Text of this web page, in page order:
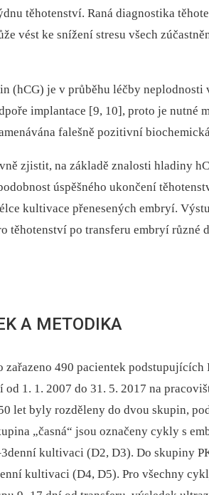
těhotenství. Raná diagnostika
vést ke snížení stresu všech
(hCG) je v průběhu léčby neplodnosti
implantace [9, 10], proto je nutné
falešně pozitivní
zjistit, na základě znalosti hladiny
úspěšného ukončení
kultivace přenesených embryí.
těhotenství po transferu embryí různé
A METODIKA
490 pacientek podstupujících
1. 1. 2007 do 31. 5. 2017 na
let byly rozděleny do dvou skupin,
„časná“ jsou označeny cykly s
kultivaci (D2, D3). Do skupiny
kultivaci (D4, D5). Pro všechny